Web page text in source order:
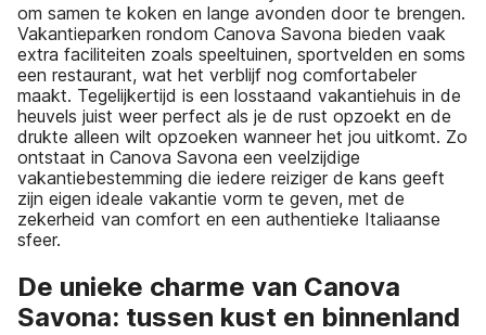
om samen te koken en lange avonden door te brengen.
Vakantieparken rondom Canova Savona bieden vaak
extra faciliteiten zoals speeltuinen, sportvelden en soms
een restaurant, wat het verblijf nog comfortabeler
maakt. Tegelijkertijd is een losstaand vakantiehuis in de
heuvels juist weer perfect als je de rust opzoekt en de
drukte alleen wilt opzoeken wanneer het jou uitkomt. Zo
ontstaat in Canova Savona een veelzijdige
vakantiebestemming die iedere reiziger de kans geeft
zijn eigen ideale vakantie vorm te geven, met de
zekerheid van comfort en een authentieke Italiaanse
sfeer.
De unieke charme van Canova
Savona: tussen kust en binnenland